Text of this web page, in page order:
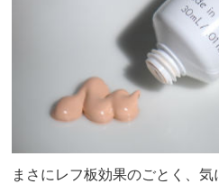
まさにレフ板効果のごとく、気